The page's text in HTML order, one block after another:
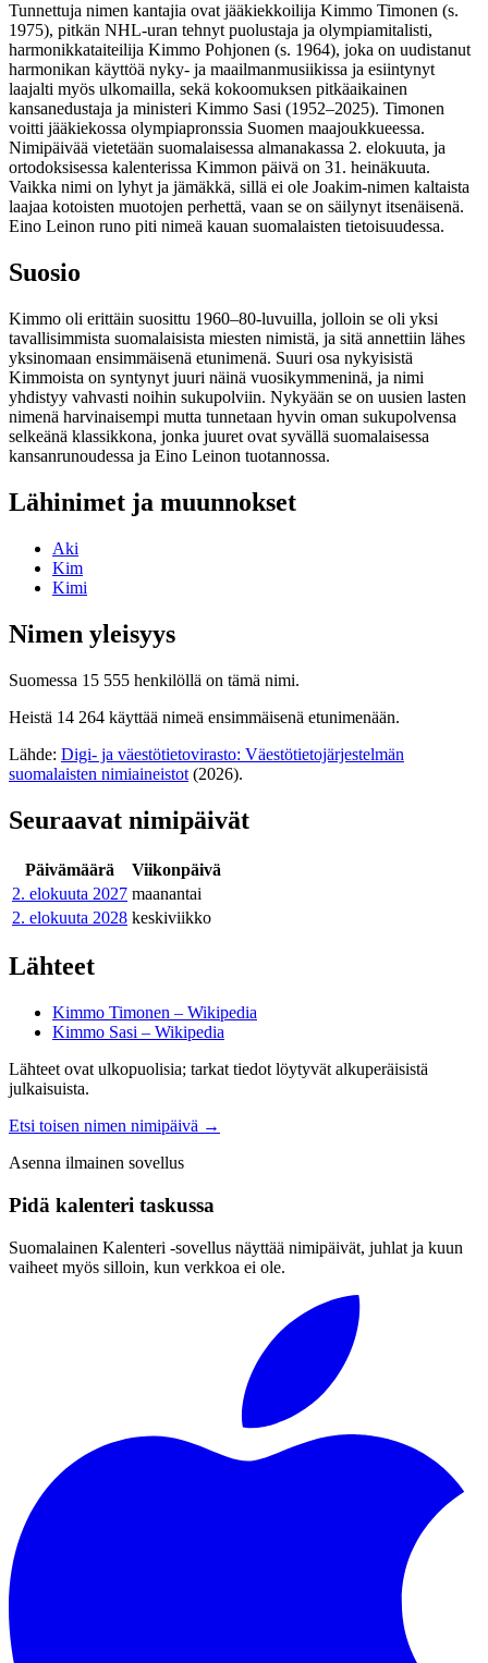
Tunnettuja nimen kantajia ovat jääkiekkoilija Kimmo Timonen (s.
1975), pitkän NHL-uran tehnyt puolustaja ja olympiamitalisti,
harmonikkataiteilija Kimmo Pohjonen (s. 1964), joka on uudistanut
harmonikan käyttöä nyky- ja maailmanmusiikissa ja esiintynyt
laajalti myös ulkomailla, sekä kokoomuksen pitkäaikainen
kansanedustaja ja ministeri Kimmo Sasi (1952–2025). Timonen
voitti jääkiekossa olympiapronssia Suomen maajoukkueessa.
Nimipäivää vietetään suomalaisessa almanakassa 2. elokuuta, ja
ortodoksisessa kalenterissa Kimmon päivä on 31. heinäkuuta.
Vaikka nimi on lyhyt ja jämäkkä, sillä ei ole Joakim-nimen kaltaista
laajaa kotoisten muotojen perhettä, vaan se on säilynyt itsenäisenä.
Eino Leinon runo piti nimeä kauan suomalaisten tietoisuudessa.
Suosio
Kimmo oli erittäin suosittu 1960–80-luvuilla, jolloin se oli yksi
tavallisimmista suomalaisista miesten nimistä, ja sitä annettiin lähes
yksinomaan ensimmäisenä etunimenä. Suuri osa nykyisistä
Kimmoista on syntynyt juuri näinä vuosikymmeninä, ja nimi
yhdistyy vahvasti noihin sukupolviin. Nykyään se on uusien lasten
nimenä harvinaisempi mutta tunnetaan hyvin oman sukupolvensa
selkeänä klassikkona, jonka juuret ovat syvällä suomalaisessa
kansanrunoudessa ja Eino Leinon tuotannossa.
Lähinimet ja muunnokset
Aki
Kim
Kimi
Nimen yleisyys
Suomessa 15 555 henkilöllä on tämä nimi.
Heistä 14 264 käyttää nimeä ensimmäisenä etunimenään.
Lähde: Digi- ja väestötietovirasto: Väestötietojärjestelmän
suomalaisten nimiaineistot (2026).
Seuraavat nimipäivät
Päivämäärä
Viikonpäivä
2. elokuuta 2027 maanantai
2. elokuuta 2028 keskiviikko
Lähteet
Kimmo Timonen – Wikipedia
Kimmo Sasi – Wikipedia
Lähteet ovat ulkopuolisia; tarkat tiedot löytyvät alkuperäisistä
julkaisuista.
Etsi toisen nimen nimipäivä →
Asenna ilmainen sovellus
Pidä kalenteri taskussa
Suomalainen Kalenteri ‑sovellus näyttää nimipäivät, juhlat ja kuun
vaiheet myös silloin, kun verkkoa ei ole.